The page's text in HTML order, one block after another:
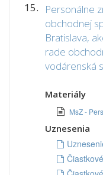
15.
Personálne
obchodnej
Bratislava,
rade
vodárenská
Materiály
MsZ -
Uznesenia